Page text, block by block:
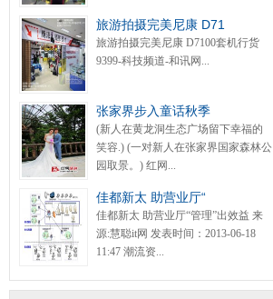
旅游拍摄完美尼康 D71
旅游拍摄完美尼康 D7100套机行货
9399-科技频道-和讯网...
张家界步入童话秋季
(新人在黄龙洞生态广场留下幸福的
笑容.) (一对新人在张家界国家森林公
园取景。) 红网...
佳都新太 助营业厅“
佳都新太 助营业厅“管理”出效益 来
源:慧聪it网 发表时间：2013-06-18
11:47 潮流资...